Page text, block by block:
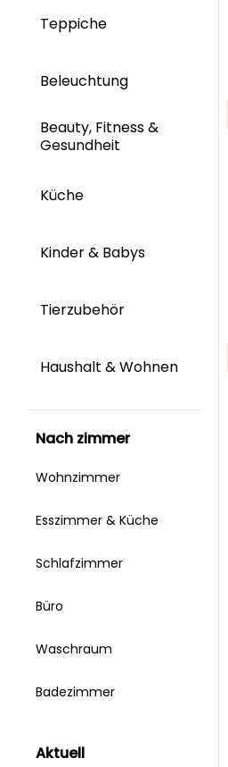
Teppiche
Beleuchtung
Beauty, Fitness &
Gesundheit
Küche
Kinder & Babys
Tierzubehör
Haushalt & Wohnen
nach zimmer
Wohnzimmer
Esszimmer & Küche
Schlafzimmer
Büro
Waschraum
Badezimmer
aktuell